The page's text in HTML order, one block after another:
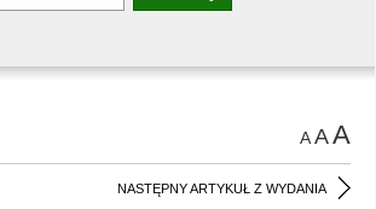
AAA
NASTĘPNY ARTYKUŁ Z WYDANIA